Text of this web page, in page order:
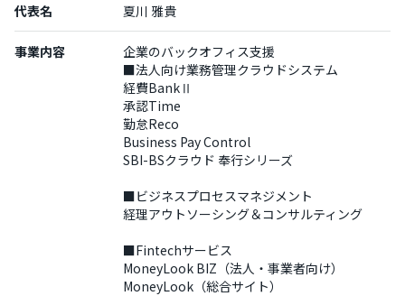
代表名 夏川 雅貴
事業内容
企業のバックオフィス支援
■法人向け業務管理クラウドシステム
経費BankⅡ
承認Time
勤怠Reco
Business Pay Control
SBI-BSクラウド 奉行シリーズ
■ビジネスプロセスマネジメント
経理アウトソーシング＆コンサルティング
■Fintechサービス
MoneyLook BIZ（法人・事業者向け）
MoneyLook（総合サイト）